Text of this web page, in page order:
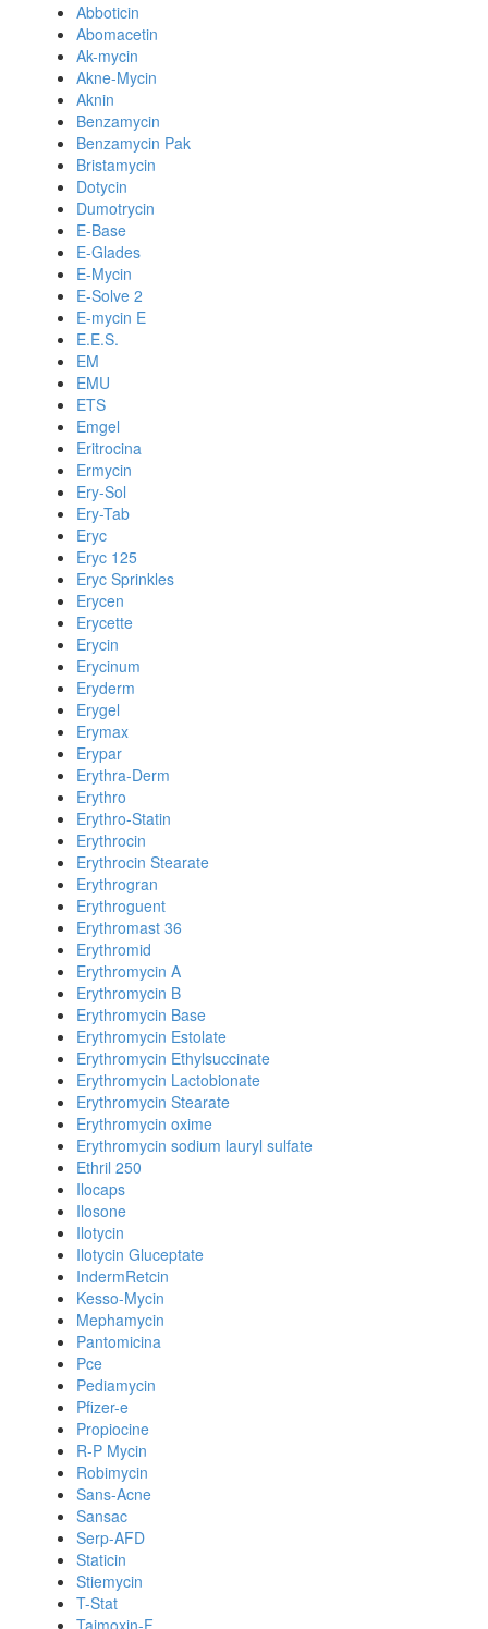
Abboticin
Abomacetin
Ak-mycin
Akne-Mycin
Aknin
Benzamycin
Benzamycin Pak
Bristamycin
Dotycin
Dumotrycin
E-Base
E-Glades
E-Mycin
E-Solve 2
E-mycin E
E.E.S.
EM
EMU
ETS
Emgel
Eritrocina
Ermycin
Ery-Sol
Ery-Tab
Eryc
Eryc 125
Eryc Sprinkles
Erycen
Erycette
Erycin
Erycinum
Eryderm
Erygel
Erymax
Erypar
Erythra-Derm
Erythro
Erythro-Statin
Erythrocin
Erythrocin Stearate
Erythrogran
Erythroguent
Erythromast 36
Erythromid
Erythromycin A
Erythromycin B
Erythromycin Base
Erythromycin Estolate
Erythromycin Ethylsuccinate
Erythromycin Lactobionate
Erythromycin Stearate
Erythromycin oxime
Erythromycin sodium lauryl sulfate
Ethril 250
Ilocaps
Ilosone
Ilotycin
Ilotycin Gluceptate
IndermRetcin
Kesso-Mycin
Mephamycin
Pantomicina
Pce
Pediamycin
Pfizer-e
Propiocine
R-P Mycin
Robimycin
Sans-Acne
Sansac
Serp-AFD
Staticin
Stiemycin
T-Stat
Taimoxin-F